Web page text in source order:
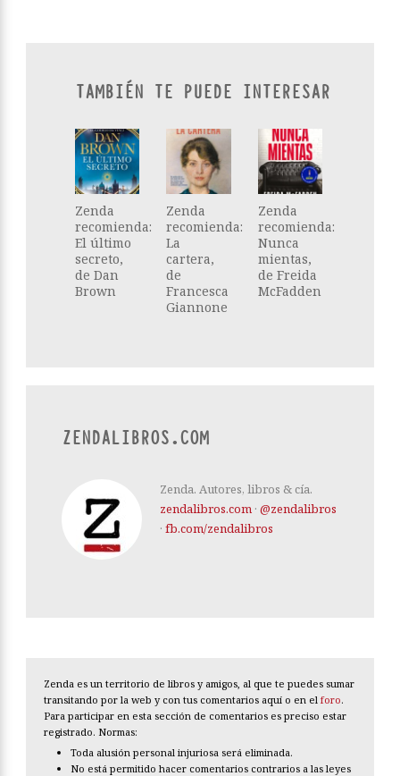
TAMBIÉN TE PUEDE INTERESAR
Zenda
recomienda:
El último
secreto,
de Dan
Brown
Zenda
recomienda:
La
cartera,
de
Francesca
Giannone
Zenda
recomienda:
Nunca
mientas,
de Freida
McFadden
ZENDALIBROS.COM
Zenda. Autores, libros & cía.
zendalibros.com · @zendalibros
· fb.com/zendalibros
Zenda es un territorio de libros y amigos, al que te puedes sumar
transitando por la web y con tus comentarios aquí o en el foro.
Para participar en esta sección de comentarios es preciso estar
registrado. Normas:
Toda alusión personal injuriosa será eliminada.
No está permitido hacer comentarios contrarios a las leyes